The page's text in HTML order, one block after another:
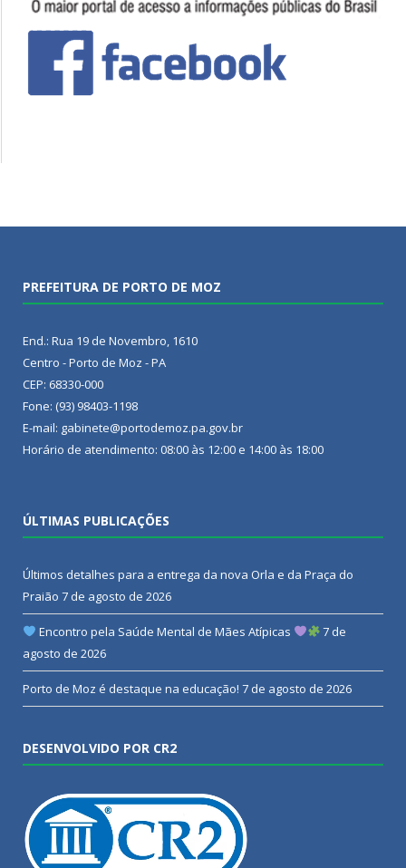
PREFEITURA DE PORTO DE MOZ
End.: Rua 19 de Novembro, 1610
Centro - Porto de Moz - PA
CEP: 68330-000
Fone: (93) 98403-1198
E-mail: gabinete@portodemoz.pa.gov.br
Horário de atendimento: 08:00 às 12:00 e 14:00 às 18:00
ÚLTIMAS PUBLICAÇÕES
Últimos detalhes para a entrega da nova Orla e da Praça do
Praião 7 de agosto de 2026
Encontro pela Saúde Mental de Mães Atípicas
7 de
agosto de 2026
Porto de Moz é destaque na educação! 7 de agosto de 2026
DESENVOLVIDO POR CR2